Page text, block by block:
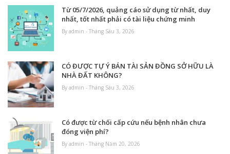
Từ 05/7/2026, quảng cáo sử dụng từ nhất, duy
nhất, tốt nhất phải có tài liệu chứng minh
By admin - Tháng Sáu 3, 2026
CÓ ĐƯỢC TỰ Ý BÁN TÀI SẢN ĐỒNG SỞ HỮU LÀ
NHÀ ĐẤT KHÔNG?
By admin - Tháng Sáu 3, 2026
Có được từ chối cấp cứu nếu bệnh nhân chưa
đóng viện phí?
By admin - Tháng Năm 20, 2026